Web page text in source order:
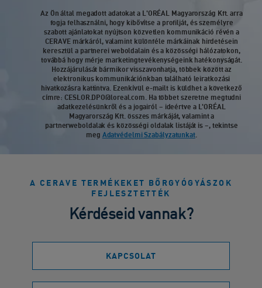
Az Ön által megadott adatokat a L'ORÉAL Magyarország Kft. arra
fogja felhasználni, hogy kibővítse a profilját, és személyre
szabott ajánlatokat nyújtson közvetlen kommunikáció révén a
CERAVE márkáról, valamint különféle márkáinak hirdetésein
keresztül a partnerei weboldalain és a közösségi hálózatokon,
továbbá hogy mérje marketingtevékenységeink hatékonyságát.
Hozzájárulását bármikor visszavonhatja, többek között az
elektronikus kommunikációnkban található leiratkozási
hivatkozásra kattintva. Ezenkívül e-mailt is küldhet a következő
címre: CESLOR.DPO@loreal.com. Ha többet szeretne megtudni
adatkezelésünkről és a jogairól – ideértve a L'ORÉAL
Magyarország Kft. összes márkáját, valamint a
partnerweboldalak és közösségi oldalak listáját is –, tekintse
meg Adatvédelmi Szabályzatunkat.
A CERAVE TERMÉKEKET BŐRGYÓGYÁSZOK
FEJLESZTETTÉK
Kérdéseid vannak?
KAPCSOLAT